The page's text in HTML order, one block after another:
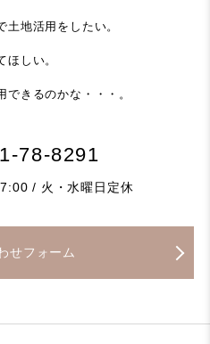
土地活用をしたい。
ほしい。
できるのかな・・・。
78-8291
/ 火・水曜日定休
せフォーム